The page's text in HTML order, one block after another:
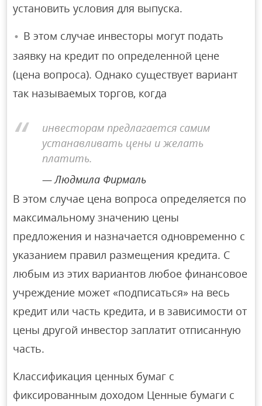
установить условия для выпуска.
В этом случае инвесторы могут подать
заявку на кредит по определенной цене
(цена вопроса). Однако существует вариант
так называемых торгов, когда
инвесторам предлагается самим
устанавливать цены и желать
платить.
Людмила Фирмаль
В этом случае цена вопроса определяется по
максимальному значению цены
предложения и назначается одновременно с
указанием правил размещения кредита. С
любым из этих вариантов любое финансовое
учреждение может «подписаться» на весь
кредит или часть кредита, и в зависимости от
цены другой инвестор заплатит отписанную
часть.
Классификация ценных бумаг с
фиксированным доходом Ценные бумаги с